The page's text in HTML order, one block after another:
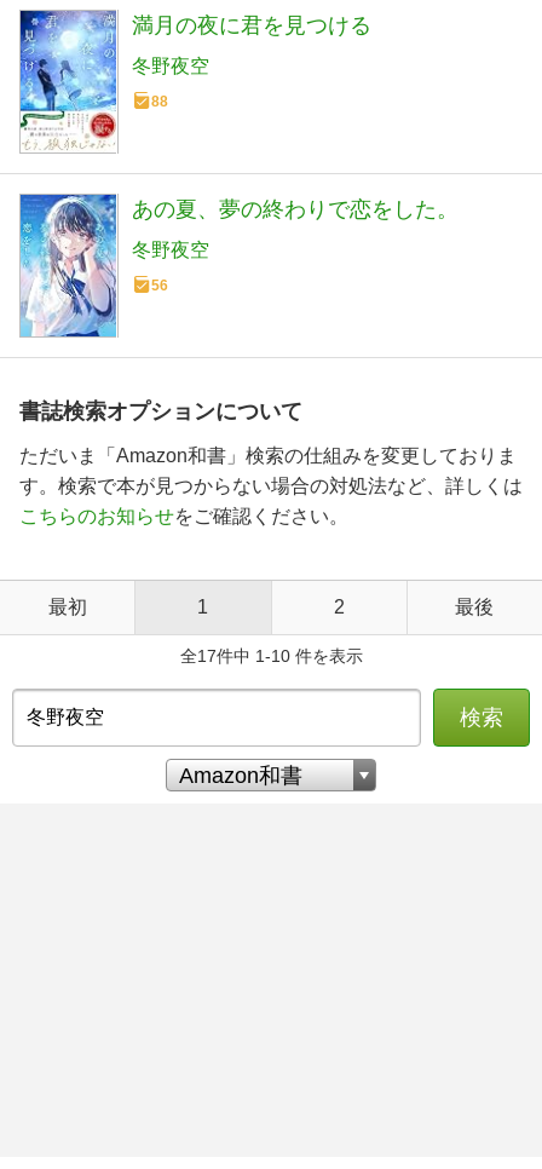
満月の夜に君を見つける
冬野夜空
88
あの夏、夢の終わりで恋をした。
冬野夜空
56
書誌検索オプションについて
ただいま「Amazon和書」検索の仕組みを変更しておりま
す。検索で本が見つからない場合の対処法など、詳しくは
こちらのお知らせをご確認ください。
最初 1 2 最後
全17件中 1-10 件を表示
検索